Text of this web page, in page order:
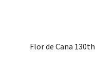
Flor de Cana